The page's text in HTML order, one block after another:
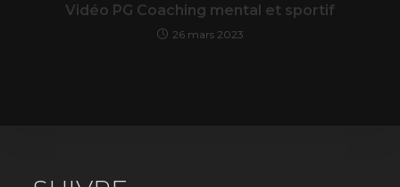
Vidéo PG Coaching mental et sportif
26 mars 2023